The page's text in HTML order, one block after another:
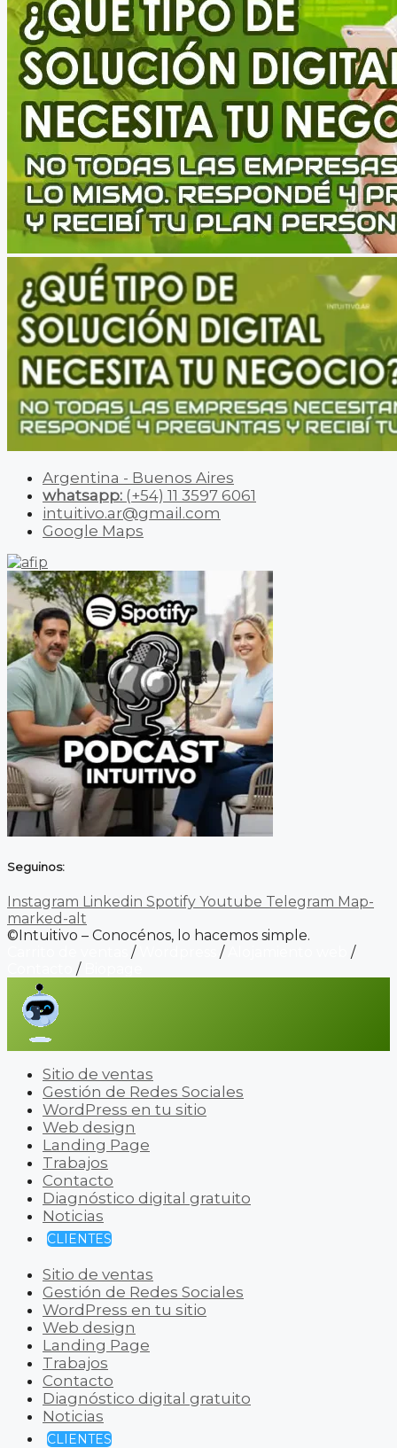
Argentina - Buenos Aires
whatsapp: (+54) 11 3597 6061
intuitivo.ar@gmail.com
Google Maps
Seguinos:
Instagram Linkedin Spotify Youtube Telegram Map-
marked-alt
©Intuitivo – Conocénos, lo hacemos simple.
/ /
/
/
Sitio de ventas
Gestión de Redes Sociales
WordPress en tu sitio
Web design
Landing Page
Trabajos
Contacto
Diagnóstico digital gratuito
Noticias
CLIENTES
Sitio de ventas
Gestión de Redes Sociales
WordPress en tu sitio
Web design
Landing Page
Trabajos
Contacto
Diagnóstico digital gratuito
Noticias
CLIENTES